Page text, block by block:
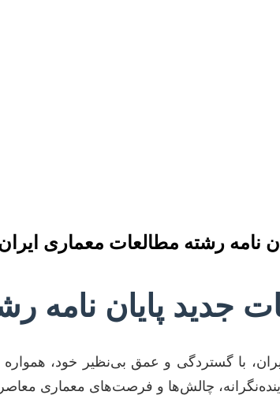
رشته مطالعات معماری ایران + 113عنوان
پایان نامه رشته
با گستردگی و عمق بی‌نظیر خود،
چالش‌ها و فرصت‌های معماری